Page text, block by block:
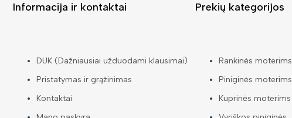
Informacija ir kontaktai
DUK (Dažniausiai užduodami klausimai)
Pristatymas ir grąžinimas
Kontaktai
Prekių kategorijos
Rankinės moterims
Piniginės moterims
Kuprinės moterims